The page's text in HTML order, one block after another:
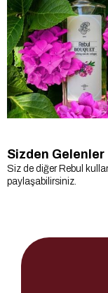
Sizden Gelenler
Siz de diğer Rebul
paylaşabilirsiniz.